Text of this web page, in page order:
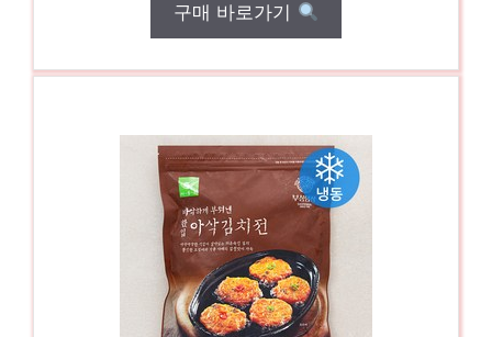
구매 바로가기